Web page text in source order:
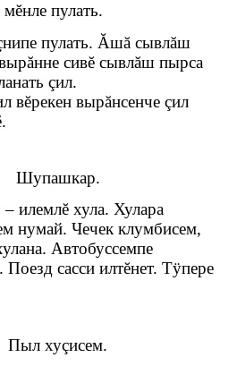
пулать.
пулать. Ăшă сывлăш
сивĕ сывлăш пырса
çил.
вĕрекен вырăнсенче çил
Шупашкар.
хула. Хулара
нумай. Чечек клумбисем,
Автобуссемпе
сасси илтĕнет. Тÿпере
Пыл хуçисем.